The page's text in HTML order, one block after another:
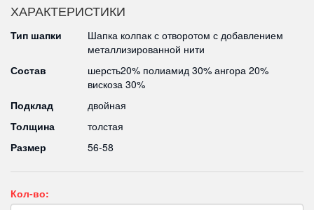
ХАРАКТЕРИСТИКИ
Тип шапки
Шапка колпак с отворотом с добавлением
металлизированной нити
Состав
шерсть20% полиамид 30% ангора 20%
вискоза 30%
Подклад
двойная
Толщина
толстая
Размер
56-58
Кол-во: